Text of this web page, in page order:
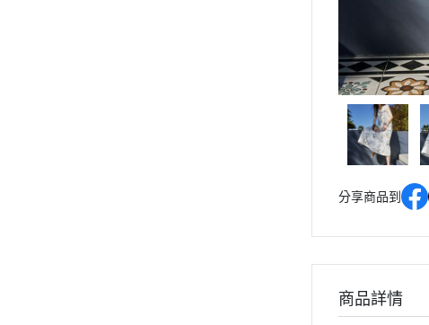
分享商品到
商品詳情